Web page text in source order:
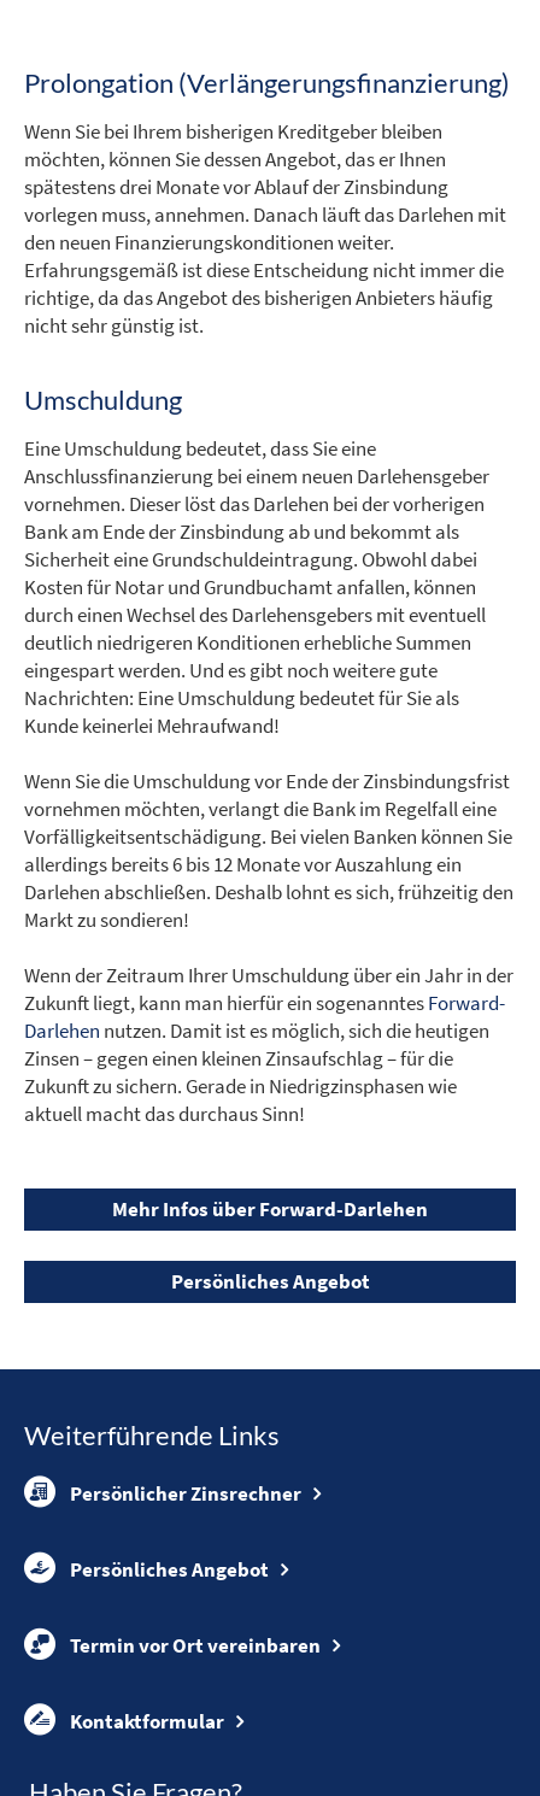
Prolongation (Verlängerungsfinanzierung)
Wenn Sie bei Ihrem bisherigen Kreditgeber bleiben
möchten, können Sie dessen Angebot, das er Ihnen
spätestens drei Monate vor Ablauf der Zinsbindung
vorlegen muss, annehmen. Danach läuft das Darlehen mit
den neuen Finanzierungskonditionen weiter.
Erfahrungsgemäß ist diese Entscheidung nicht immer die
richtige, da das Angebot des bisherigen Anbieters häufig
nicht sehr günstig ist.
Umschuldung
Eine Umschuldung bedeutet, dass Sie eine
Anschlussfinanzierung bei einem neuen Darlehensgeber
vornehmen. Dieser löst das Darlehen bei der vorherigen
Bank am Ende der Zinsbindung ab und bekommt als
Sicherheit eine Grundschuldeintragung. Obwohl dabei
Kosten für Notar und Grundbuchamt anfallen, können
durch einen Wechsel des Darlehensgebers mit eventuell
deutlich niedrigeren Konditionen erhebliche Summen
eingespart werden. Und es gibt noch weitere gute
Nachrichten: Eine Umschuldung bedeutet für Sie als
Kunde keinerlei Mehraufwand!
Wenn Sie die Umschuldung vor Ende der Zinsbindungsfrist
vornehmen möchten, verlangt die Bank im Regelfall eine
Vorfälligkeitsentschädigung. Bei vielen Banken können Sie
allerdings bereits 6 bis 12 Monate vor Auszahlung ein
Darlehen abschließen. Deshalb lohnt es sich, frühzeitig den
Markt zu sondieren!
Wenn der Zeitraum Ihrer Umschuldung über ein Jahr in der
Zukunft liegt, kann man hierfür ein sogenanntesForward-
Darlehen nutzen. Damit ist es möglich, sich die heutigen
Zinsen – gegen einen kleinen Zinsaufschlag – für die
Zukunft zu sichern. Gerade in Niedrigzinsphasen wie
aktuell macht das durchaus Sinn!
Mehr Infos über Forward-Darlehen
Persönliches Angebot
Weiterführende Links
Persönlicher Zinsrechner
Persönliches Angebot
Termin vor Ort vereinbaren
Kontaktformular